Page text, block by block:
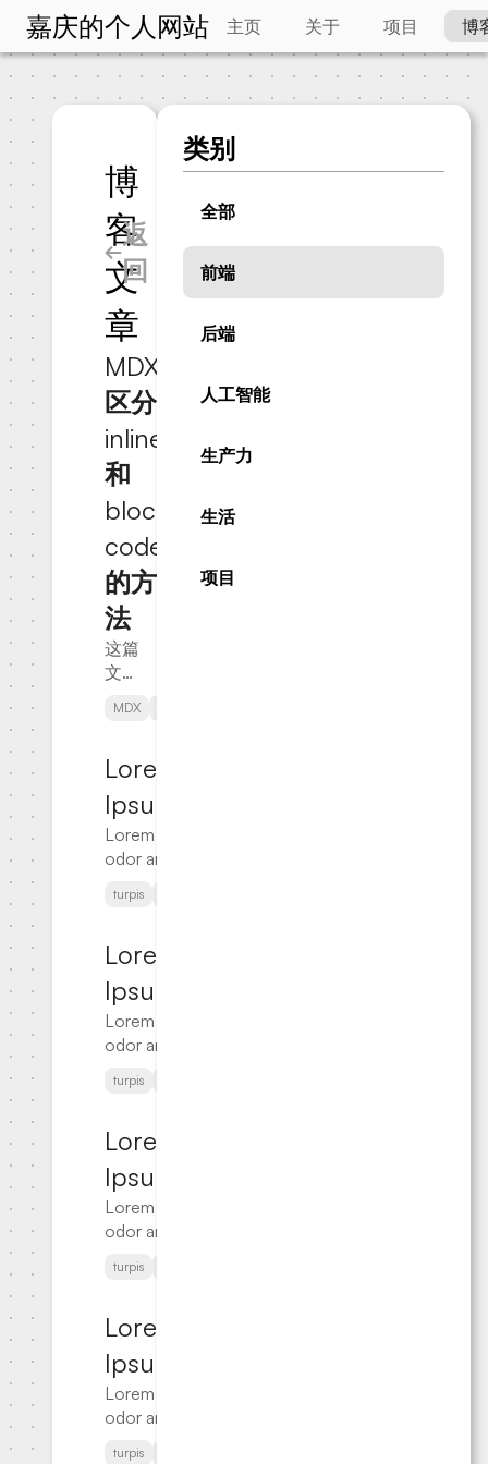
嘉庆的个人网站 主页 关于 项目 博
返
回
博
客
文
章
MDX
区分
inline
和
block
code
的方
法
这篇
文章
MDX
中区
分行
内代
码和
代码
不同
的渲
染。
MDX
Lorem
Ipsum
Lorem ipsum
odor amet,
adipiscing
Sollicitudin
inceptos ac
sapien augue
tellus turpis
accumsan
proin.
turpis
Lorem
Ipsum
Lorem ipsum
odor amet,
adipiscing
Sollicitudin
inceptos ac
sapien augue
tellus turpis
accumsan
proin.
turpis
Lorem
Ipsum
Lorem ipsum
odor amet,
adipiscing
Sollicitudin
inceptos ac
sapien augue
tellus turpis
accumsan
proin.
turpis
Lorem
Ipsum
Lorem ipsum
odor amet,
turpis
类别
全部
前端
后端
人工智能
生产力
生活
项目